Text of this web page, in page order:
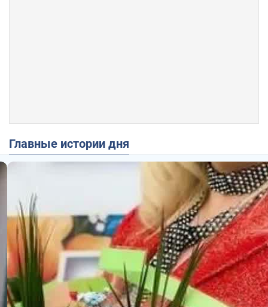
Главные истории дня